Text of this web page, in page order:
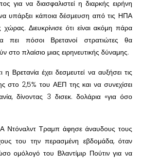
για να διασφαλιστεί η διαρκής ειρήνη
υπάρξει κάποια δέσμευση από τις ΗΠΑ
Διευκρίνισε ότι είναι ακόμη πάρα
πόσοι Βρετανοί στρατιώτες θα
πλαίσιο μιας ειρηνευτικής δύναμης.
Βρετανία έχει δεσμευτεί να αυξήσει τις
στο 2,5% του ΑΕΠ της και να συνεχίσει
δίνοντας 3 δισεκ. δολάρια «για όσο
Τραμπ άφησε άναυδους τους
του την περασμένη εβδομάδα, όταν
ομόλογό του Βλαντίμιρ Πούτιν για να